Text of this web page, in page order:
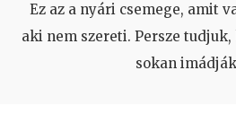
Ez az a nyári csemege, amit
aki nem szereti. Persze
sokan